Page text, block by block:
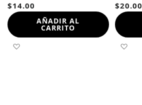
$14.00
AÑADIR AL
CARRITO
AÑADIR A LA LISTA DE DESEOS
$20.00